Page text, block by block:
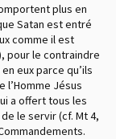
plus en
Satan est entré
comme il est
pour le contraindre
eux parce qu’ils
l’Homme Jésus
a offert tous les
le servir (cf. Mt 4,